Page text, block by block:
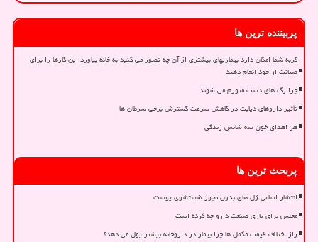
پربیننده ترین ها
گربه شما امکان دارد بیماریهای بیشتری از آن چه تصور می کنید به خانه بیاورد این کارها را برای
صیانت از خود انجام دهید
چرا رگ های دست متورم می شوند
تأثیر داروهای دیابت در کاهش سرعت گسترش برخی سرطان ها
هر اهدای خون سه شانس زندگی
پربحث ترین ها
انتشار اسامی ژل های بدون مجوز شستشوی پوست
مجلس برای یاری صنعت دارو چه کرده است
راز اختلاف قیمت مکمل ها چرا بیمار در داروخانه بیشتر پول می دهد؟